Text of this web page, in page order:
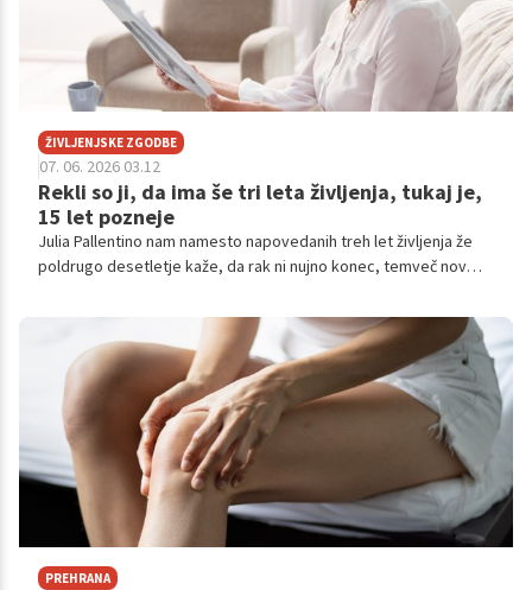
ŽIVLJENJSKE ZGODBE
07. 06. 2026 03.12
Rekli so ji, da ima še tri leta življenja, tukaj je,
15 let pozneje
Julia Pallentino nam namesto napovedanih treh let življenja že
poldrugo desetletje kaže, da rak ni nujno konec, temveč nov
PREHRANA